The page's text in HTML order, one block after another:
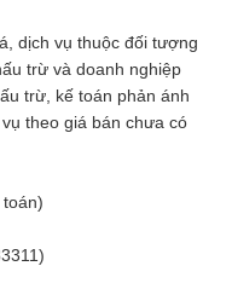
dịch vụ thuộc đối tượng
trừ và doanh nghiệp
trừ, kế toán phản ánh
theo giá bán chưa có